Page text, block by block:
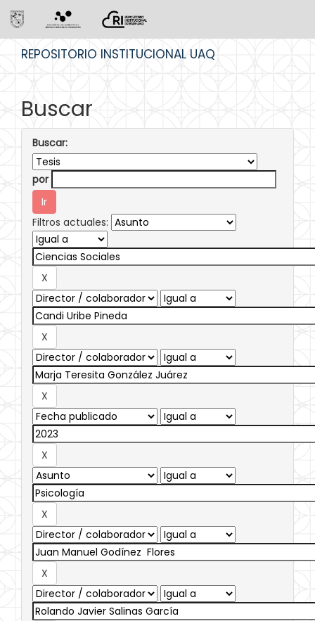
REPOSITORIO INSTITUCIONAL UAQ
Buscar
Buscar:
por
Filtros actuales: